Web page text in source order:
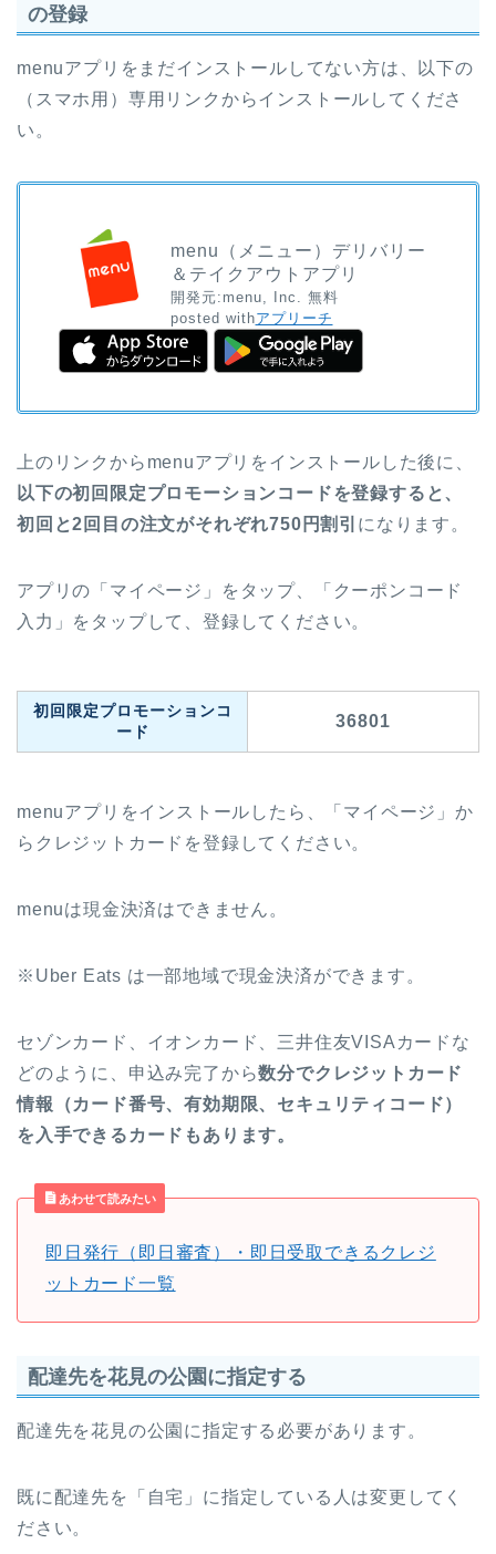
の登録
menuアプリをまだインストールしてない方は、以下の
（スマホ用）専用リンクからインストールしてくださ
い。
menu（メニュー）デリバリー
＆テイクアウトアプリ
開発元: menu, Inc.
無料
posted withアプリーチ
上のリンクからmenuアプリをインストールした後に、
以下の初回限定プロモーションコードを登録すると、
初回と2回目の注文がそれぞれ750円割引 になります。
アプリの「マイページ」をタップ、「クーポンコード
入力」をタップして、登録してください。
初回限定プロモーションコ
ード
36801
menuアプリをインストールしたら、「マイページ」か
らクレジットカードを登録してください。
menuは現金決済はできません。
※Uber Eats は一部地域で現金決済ができます。
セゾンカード、イオンカード、三井住友VISAカードな
どのように、申込み完了から数分でクレジットカード
情報（カード番号、有効期限、セキュリティコード）
を入手できるカードもあります。
あわせて読みたい
即日発行（即日審査）・即日受取できるクレジ
ットカード一覧
配達先を花見の公園に指定する
配達先を花見の公園に指定する必要があります。
既に配達先を「自宅」に指定している人は変更してく
ださい。